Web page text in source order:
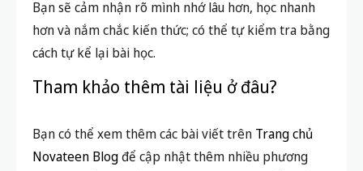
Tham khảo thêm tài liệu ở đâu?
Bạn có thể xem thêm các bài viết trên
Novateen Blogđể cập nhật thêm nhiều phương
tổng hợp.
Hy vọng 7kỹ thuật ghi nhớ bằng hình ảnhtrên